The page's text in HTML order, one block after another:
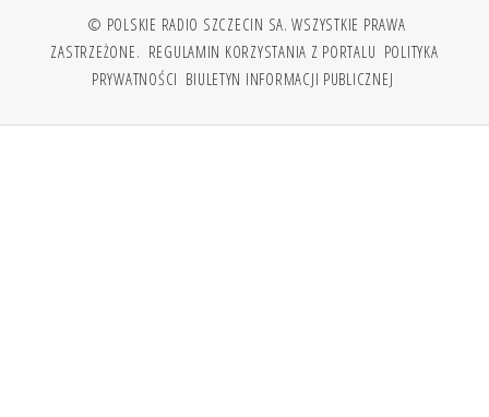
© POLSKIE RADIO SZCZECIN SA. WSZYSTKIE PRAWA
ZASTRZEŻONE. REGULAMIN KORZYSTANIA Z PORTALU POLITYKA
PRYWATNOŚCI BIULETYN INFORMACJI PUBLICZNEJ